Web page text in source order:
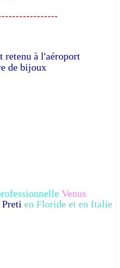
retenu à l'aéroport
de bijoux
Venus
Preti en Floride et en Italie